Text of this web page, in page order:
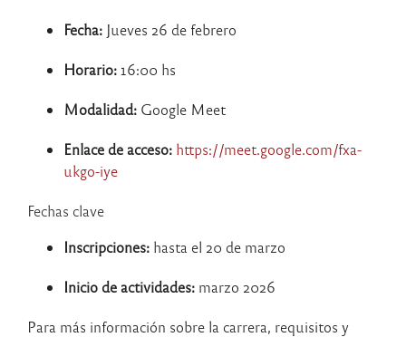
Fecha: Jueves 26 de febrero
Horario: 16:00 hs
Modalidad: Google Meet
Enlace de acceso: https://meet.google.com/fxa-
ukgo-iye
Fechas clave
Inscripciones: hasta el 20 de marzo
Inicio de actividades: marzo 2026
Para más información sobre la carrera, requisitos y